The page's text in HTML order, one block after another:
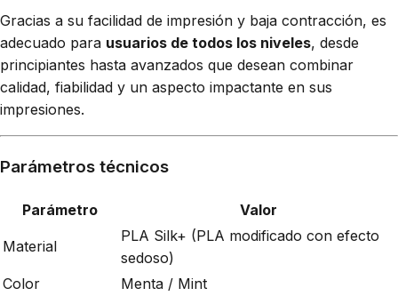
Gracias a su facilidad de impresión y baja contracción, es
adecuado para usuarios de todos los niveles, desde
principiantes hasta avanzados que desean combinar
calidad, fiabilidad y un aspecto impactante en sus
impresiones.
Parámetros técnicos
Parámetro Valor
Material
PLA Silk+ (PLA modificado con efecto
sedoso)
Color
Menta / Mint